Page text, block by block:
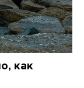
как